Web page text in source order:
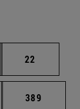
intermedias
Página
22
intermedias
Página
389